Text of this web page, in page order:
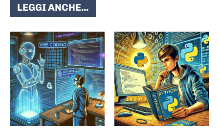
LEGGI ANCHE...